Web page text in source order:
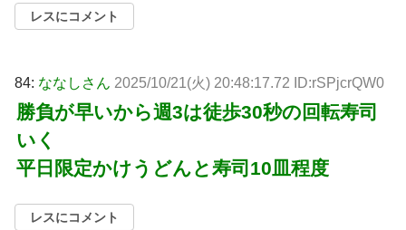
レスにコメント
84: ななしさん 2025/10/21(火) 20:48:17.72 ID:rSPjcrQW0
勝負が早いから週3は徒歩30秒の回転寿司
いく
平日限定かけうどんと寿司10皿程度
レスにコメント